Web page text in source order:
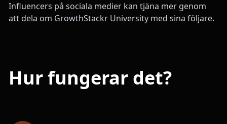
Influencers på sociala medier kan tjäna mer genom
att dela om GrowthStackr University med sina följare.
Hur fungerar det?